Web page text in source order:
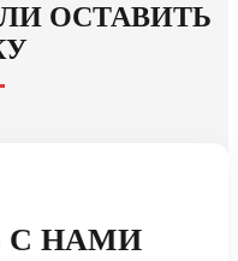
ОСТАВИТЬ
С НАМИ